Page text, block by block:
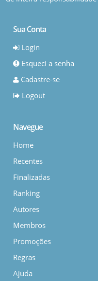
Sua Conta
Login
Esqueci a senha
Cadastre-se
Logout
Navegue
Home
Recentes
Finalizadas
Ranking
Autores
Membros
Promoções
Regras
Ajuda